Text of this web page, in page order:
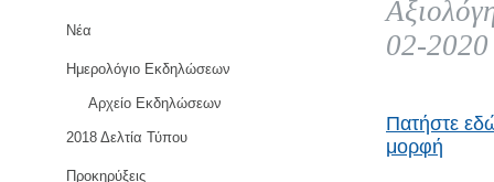
Νέα
Ημερολόγιο Εκδηλώσεων
Αρχείο Εκδηλώσεων
2018 Δελτία Τύπου
Προκηρύξεις
02-2020
Πατήστε
μορφή